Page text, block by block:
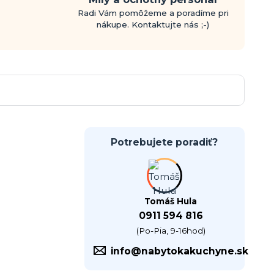
Radi Vám pomôžeme a poradíme pri
nákupe. Kontaktujte nás ;-)
Potrebujete poradiť?
Tomáš Hula
0911 594 816
(Po-Pia, 9-16hod)
info@nabytokakuchyne.sk